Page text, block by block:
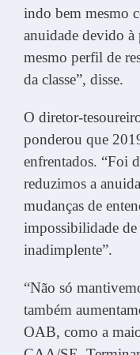
indo bem mesmo
anuidade devido
mesmo perfil de
da classe”, disse.
O diretor-
ponderou que
enfrentados. “Foi
reduzimos a
mudanças de
impossibilidade de
inadimplente”.
“Não só
também
OAB, como a